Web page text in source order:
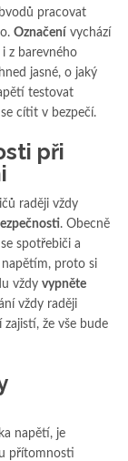
pracovat
Označení vychází
z barevného
jasné, o jaký
testovat
cítit v bezpečí.
při
raději vždy
. Obecně
spotřebiči a
proto si
vždy vypněte
vždy raději
že vše bude
napětí, je
přítomnosti